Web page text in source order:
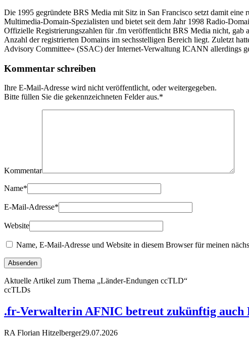
Die 1995 gegründete BRS Media mit Sitz in San Francisco setzt damit
Multimedia-Domain-Spezialisten und bietet seit dem Jahr 1998 Radio-
Offizielle Registrierungszahlen für .fm veröffentlicht BRS Media nicht, gab
Anzahl der registrierten Domains im sechsstelligen Bereich liegt. Zuletzt
Advisory Committee« (SSAC) der Internet-Verwaltung ICANN allerdings
Kommentar schreiben
Ihre E-Mail-Adresse wird nicht veröffentlicht, oder weitergegeben.
Bitte füllen Sie die gekennzeichneten Felder aus.*
Kommentar
Name*
E-Mail-Adresse*
Website
Name, E-Mail-Adresse und Website in diesem Browser für meinen
Aktuelle Artikel zum Thema „Länder-Endungen ccTLD“
ccTLDs
.fr-Verwalterin AFNIC betreut zukünftig auch
RA Florian Hitzelberger29.07.2026